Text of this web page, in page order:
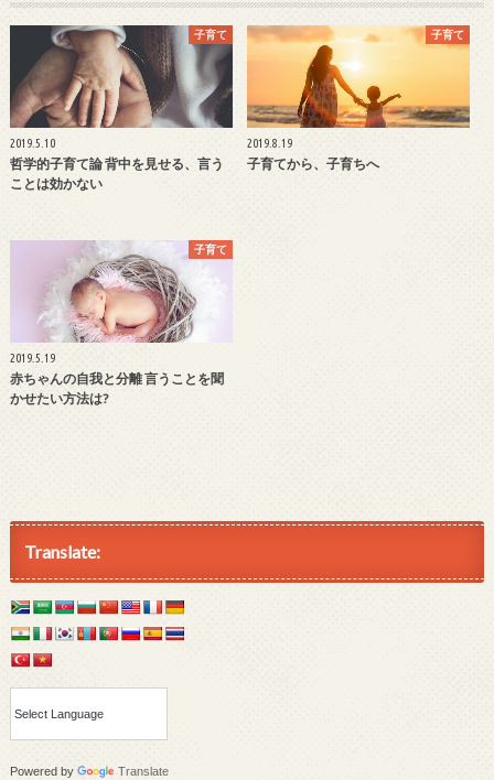
子育て
2019.5.10
哲学的子育て論 背中を見せる、言う
ことは効かない
子育て
2019.8.19
子育てから、子育ちへ
子育て
2019.5.19
赤ちゃんの自我と分離 言うことを聞
かせたい方法は?
Translate:
Powered by Translate